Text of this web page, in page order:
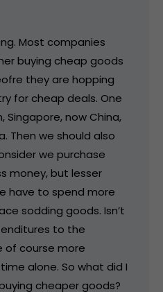
Most companies
buying cheap goods
they are hopping
for cheap deals. One
Singapore, now China,
Then we should also
we purchase
money, but lesser
have to spend more
sodding goods. Isn’t
to the
of course more
alone. So what did I
cheaper goods?